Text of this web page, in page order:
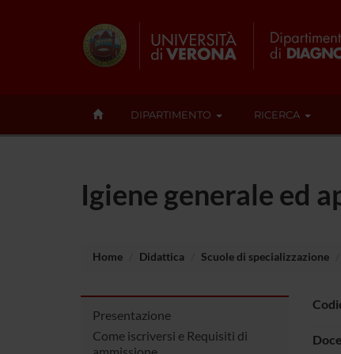
DIPARTIMENTO RICERCA
Igiene generale ed
Home Didattica Scuole di specializzazione
Presentazione
Come iscriversi e Requisiti di